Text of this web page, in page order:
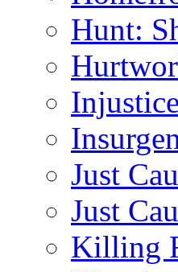
Hunt:
Injustice
Just
Just
Killing